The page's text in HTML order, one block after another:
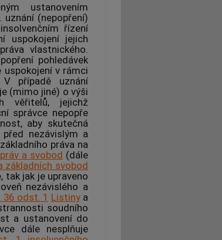
ustanovením
uznání (nepopření)
insolvenčním řízení
uspokojení jejich
vlastnického.
pohledávek
v rámci
případě uznání
(mimo jiné) o výši
věřitelů, jejichž
správce nepopře
aby skutečná
nezávislým a
práva na
a svobod (dále
základních svobod
, tak jak je upraveno
nezávislého a
36 odst. 1 Listinya
soudního
a ustanovení do
dále nesplňuje